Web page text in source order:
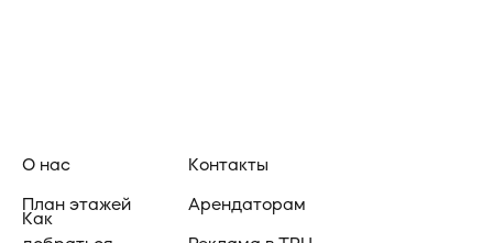
О нас
План этажей
Как
Арендаторам
Контакты